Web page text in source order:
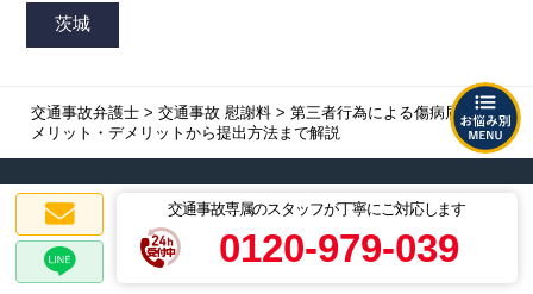
交通事故専属のスタッフが丁寧にご対応します
0120-979-039
交通事故弁護士> 交通事故 慰謝料> 第三者行為による傷病届とは |
メリット・デメリットから提出方法まで解説
弁護士法人ALG&Associatesは
全国対応 いたします